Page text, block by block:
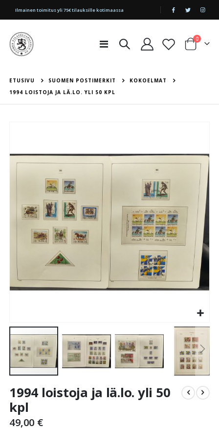
|
Ilmainen toimitus yli 75€ tilauksille kotimaassa
Toggle
Cart
0tuotetta
ETUSIVU SUOMEN POSTIMERKIT
KOKOELMAT
1994 LOISTOJA JA LÄ.LO. YLI 50 KPL
end
to
the
beginning
of
1994 loistoja ja lä.lo. yli 50
kpl
49,00 €